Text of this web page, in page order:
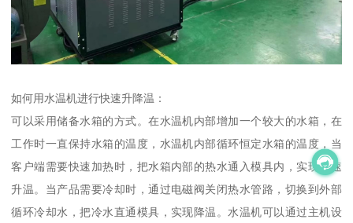
如何用水温机进行快速升降温：
可以采用储备水箱的方式。在水温机内部增加一个较大的水箱，在
工作时一直保持水箱的温度，水温机内部循环恒定水箱的温度，当
客户端需要快速加热时，把水箱内部的热水通入模具内，实现迅速
升温。当产品需要冷却时，通过电磁阀关闭热水管路，切换到外部
循环冷却水，把冷水直通模具，实现降温。水温机可以通过主机设